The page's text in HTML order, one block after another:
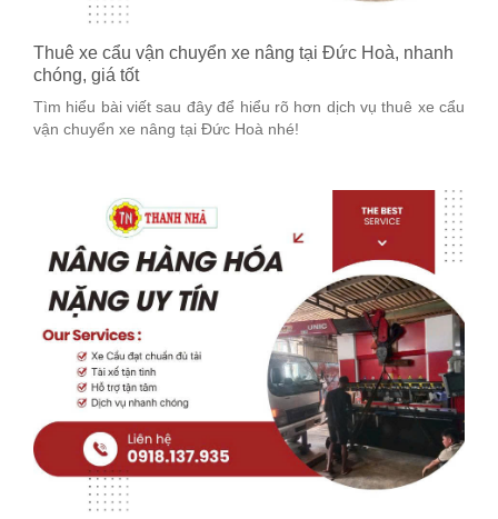
Thuê xe cẩu vận chuyển xe nâng tại Đức Hoà, nhanh
chóng, giá tốt
Tìm hiểu bài viết sau đây để hiểu rõ hơn dịch vụ thuê xe cẩu
vận chuyển xe nâng tại Đức Hoà nhé!